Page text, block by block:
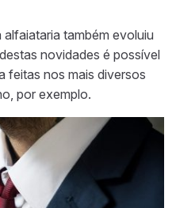
também evoluiu
novidades é possível
feitas nos mais diversos
por exemplo.